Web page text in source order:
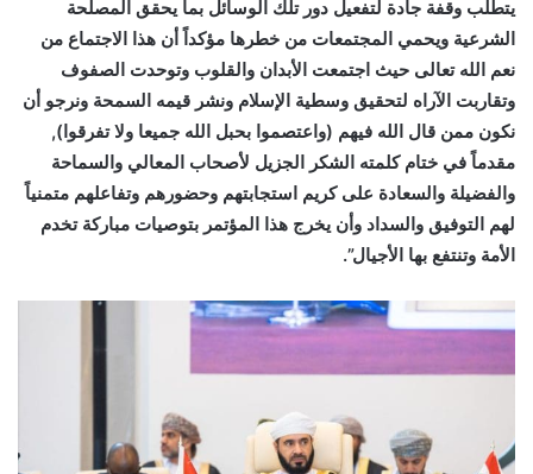
يتطلب وقفة جادة لتفعيل دور تلك الوسائل بما يحقق المصلحة
الشرعية ويحمي المجتمعات من خطرها مؤكداً أن هذا الاجتماع من
نعم الله تعالى حيث اجتمعت الأبدان والقلوب وتوحدت الصفوف
وتقاربت الآراه لتحقيق وسطية الإسلام ونشر قيمه السمحة ونرجو أن
نكون ممن قال الله فيهم (واعتصموا بحبل الله جميعا ولا تفرقوا),
مقدماً في ختام كلمته الشكر الجزيل لأصحاب المعالي والسماحة
والفضيلة والسعادة على كريم استجابتهم وحضورهم وتفاعلهم متمنياً
لهم التوفيق والسداد وأن يخرج هذا المؤتمر بتوصيات مباركة تخدم
الأمة وتنتفع بها الأجيال”.